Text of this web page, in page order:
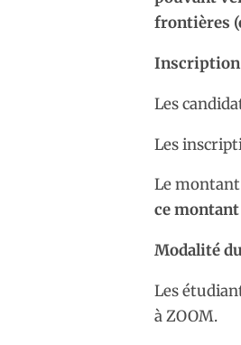
frontières
Inscription
Les
Les
Le montant
ce montant
Modalité
Les
à ZOOM.